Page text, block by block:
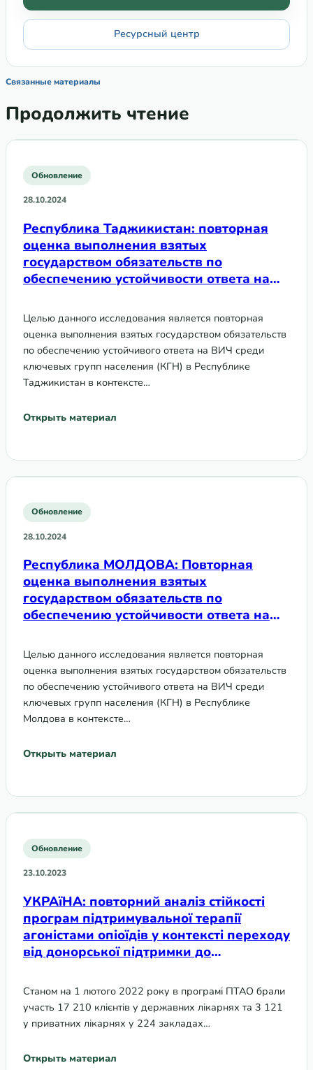
Ресурсный центр
Связанные материалы
Продолжить чтение
Обновление
28.10.2024
Республика Таджикистан: повторная
оценка выполнения взятых
государством обязательств по
обеспечению устойчивости ответа на
переходе на национальное
финансирование
Целью данного исследования является повторная
оценка выполнения взятых государством обязательств
по обеспечению устойчивого ответа на ВИЧ среди
ключевых групп населения (КГН) в Республике
Таджикистан в контексте…
Открыть материал
Обновление
28.10.2024
Республика МОЛДОВА: Повторная
оценка выполнения взятых
государством обязательств по
обеспечению устойчивости ответа на
населения при переходе на
национальное финансирование
Целью данного исследования является повторная
оценка выполнения взятых государством обязательств
по обеспечению устойчивого ответа на ВИЧ среди
ключевых групп населения (КГН) в Республике
Молдова в контексте…
Открыть материал
Обновление
23.10.2023
УКРАїНА: повторний aналіз стійкості
програм підтримувальної терапії
агоністами опіоїдів у контексті переходу
від донорської підтримки до
Станом на 1 лютого 2022 року в програмі ПТАО брали
участь 17 210 клієнтів у державних лікарнях та 3 121
у приватних лікарнях у 224 закладах…
Открыть материал